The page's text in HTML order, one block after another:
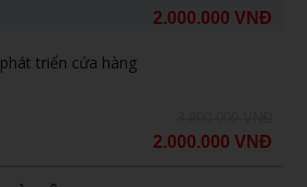
2.000.000 VNĐ
triển cửa hàng
2.000.000 VNĐ